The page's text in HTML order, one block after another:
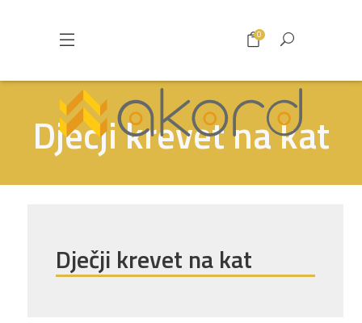
Pogledajte što je novo
0
Dječji krevet na kat
Dječji krevet na kat